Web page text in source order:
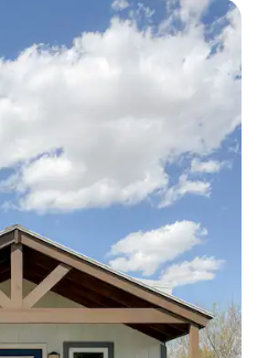
beğenilenler arasında